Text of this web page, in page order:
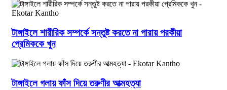
টাঙ্গাইলে শারীরিক সম্পর্কে সন্তুষ্ট করতে না পারায় পরকীয়া
প্রেমিককে খুন
টাঙ্গাইলে গলায় ফাঁস দিয়ে তরুণীর আত্মহত্যা